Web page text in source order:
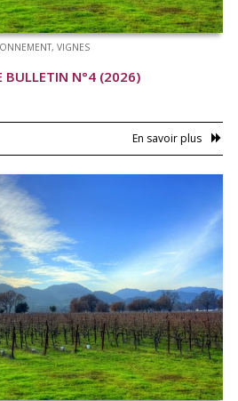
, VIGNES
BULLETIN N°4 (2026)
En savoir plus